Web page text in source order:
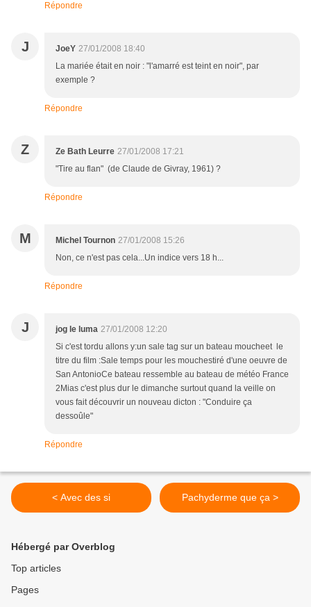
Répondre
J JoeY 27/01/2008 18:40
La mariée était en noir : "l'amarré est teint en noir", par
exemple ?
Répondre
Z Ze Bath Leurre 27/01/2008 17:21
"Tire au flan" (de Claude de Givray, 1961) ?
Répondre
M Michel Tournon 27/01/2008 15:26
Non, ce n'est pas cela...Un indice vers 18 h...
Répondre
J jog le luma 27/01/2008 12:20
Si c'est tordu allons y:un sale tag sur un bateau moucheet le
titre du film :Sale temps pour les mouchestiré d'une oeuvre de
San AntonioCe bateau ressemble au bateau de météo France
2Mias c'est plus dur le dimanche surtout quand la veille on
vous fait découvrir un nouveau dicton : "Conduire ça
dessoûle"
Répondre
< Avec des si Pachyderme que ça >
Hébergé par Overblog
Top articles
Pages